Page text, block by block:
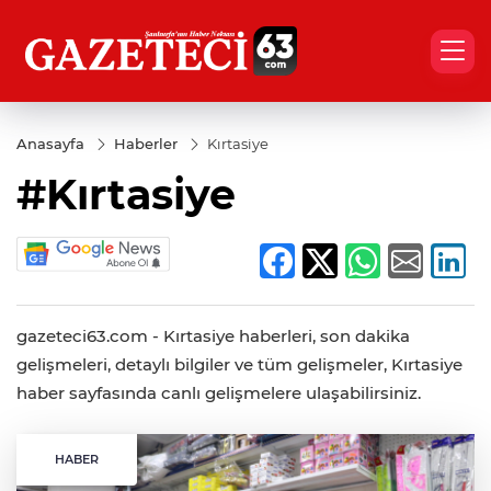
Anasayfa Haberler Kırtasiye
#Kırtasiye
gazeteci63.com - Kırtasiye haberleri, son dakika
gelişmeleri, detaylı bilgiler ve tüm gelişmeler, Kırtasiye
haber sayfasında canlı gelişmelere ulaşabilirsiniz.
HABER